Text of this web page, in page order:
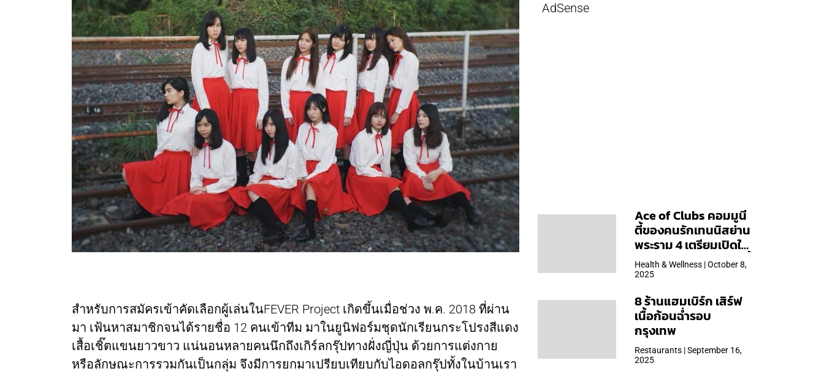
สำหรับการสมัครเข้าคัดเลือกผู้เล่นในFEVER Project เกิดขึ้นเมื่อช่วง พ.ค. 2018 ที่ผ่าน
มา เฟ้นหาสมาชิกจนได้รายชื่อ 12 คนเข้าทีม มาในยูนิฟอร์มชุดนักเรียนกระโปรงสีแดง
เสื้อเชิ๊ตแขนยาวขาว แน่นอนหลายคนนึกถึงเกิร์ลกรุ๊ปทางฝั่งญี่ปุ่น ด้วยการแต่งกาย
หรือลักษณะการรวมกันเป็นกลุ่ม จึงมีการยกมาเปรียบเทียบกับไอดอลกรุ๊ปทั้งในบ้านเรา
AdSense
Ace of Clubs คอมมูนี
ตี้ของคนรักเทนนิสย่าน
พระราม 4 เตรียมเปิดให้
บริการวันแรก 19 ต.ค. นี้
Health & Wellness | October 8,
2025
8 ร้านแฮมเบิร์ก เสิร์ฟ
เนื้อก้อนฉ่ำรอบ
กรุงเทพ
Restaurants | September 16,
2025